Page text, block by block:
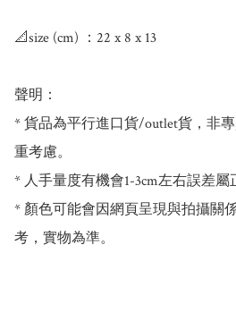
📐size (cm) ：22 x 8 x 13
聲明：
* 貨品為平行進口貨/outlet貨，非
重考慮。
* 人手量度有機會1-3cm左右誤差屬
* 顏色可能會因網頁呈現與拍攝關
考，實物為準。